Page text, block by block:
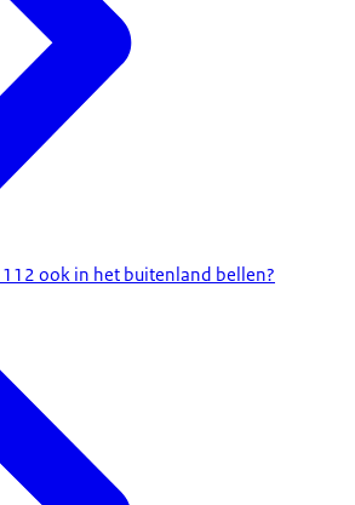
ook in het buitenland bellen?